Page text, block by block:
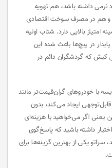
نرمی داشته باشد، هم تهویه
و هم در مصرف سوخت اقتصادی
امتیاز بالایی دارد. شتاب اولیه
در پیچ‌ها باعث شده این
کیش که گردشگران دائم در
با خودروهای گران‌قیمت‌تر مانند
ایجاد می‌کند، بدون
یعنی اگر می‌خواهید با هزینه‌ای
داشته باشید که پاسخ‌گوی
یکی از بهترین گزینه‌ها برای